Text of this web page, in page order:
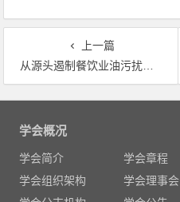
上一篇
从源头遏制餐饮业油污扰民问题
文
学会概况
学会简介 学会章程
学会组织架构
学会理事会